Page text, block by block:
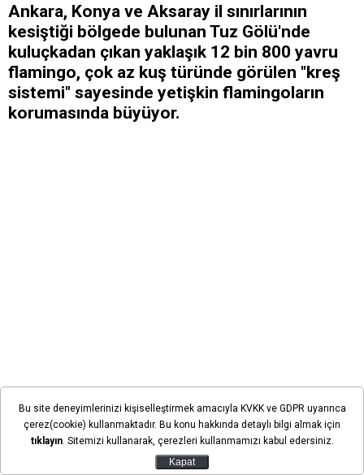
Ankara, Konya ve Aksaray il sınırlarının
kesiştiği bölgede bulunan Tuz Gölü'nde
kuluçkadan çıkan yaklaşık 12 bin 800 yavru
flamingo, çok az kuş türünde görülen "kreş
sistemi" sayesinde yetişkin flamingoların
korumasında büyüyor.
Bu site deneyimlerinizi kişiselleştirmek amacıyla KVKK ve GDPR uyarınca
çerez(cookie) kullanmaktadır. Bu konu hakkında detaylı bilgi almak için
tıklayın. Sitemizi kullanarak, çerezleri kullanmamızı kabul edersiniz.
Kapat